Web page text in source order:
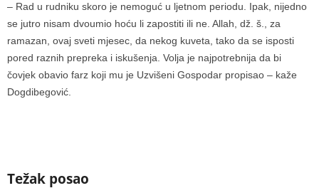
– Rad u rudniku skoro je nemoguć u ljetnom periodu. Ipak, nijedno
se jutro nisam dvoumio hoću li zapostiti ili ne. Allah, dž. š., za
ramazan, ovaj sveti mjesec, da nekog kuveta, tako da se isposti
pored raznih prepreka i iskušenja. Volja je najpotrebnija da bi
čovjek obavio farz koji mu je Uzvišeni Gospodar propisao – kaže
Dogdibegović.
Težak posao